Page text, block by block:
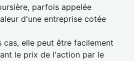
parfois appelée
d'une entreprise cotée
cas, elle peut être facilement
le prix de l'action par le